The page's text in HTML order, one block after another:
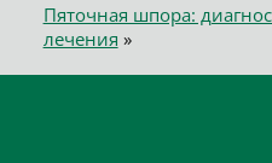
Пяточная шпора:
лечения »